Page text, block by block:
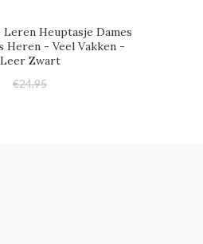
Heuptasje Dames
Heren - Veel Vakken -
Leer Zwart
€24,95